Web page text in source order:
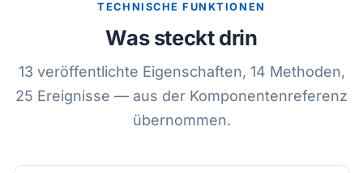
TECHNISCHE FUNKTIONEN
Was steckt drin
13 veröffentlichte Eigenschaften, 14 Methoden,
25 Ereignisse — aus der Komponentenreferenz
übernommen.